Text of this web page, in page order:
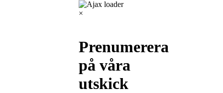
×
Prenumerera
på våra
utskick